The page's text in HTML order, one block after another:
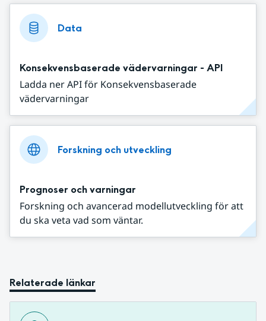
Data
Konsekvensbaserade vädervarningar - API
Ladda ner API för Konsekvensbaserade
vädervarningar
Forskning och utveckling
Prognoser och varningar
Forskning och avancerad modellutveckling för att
du ska veta vad som väntar.
Relaterade länkar